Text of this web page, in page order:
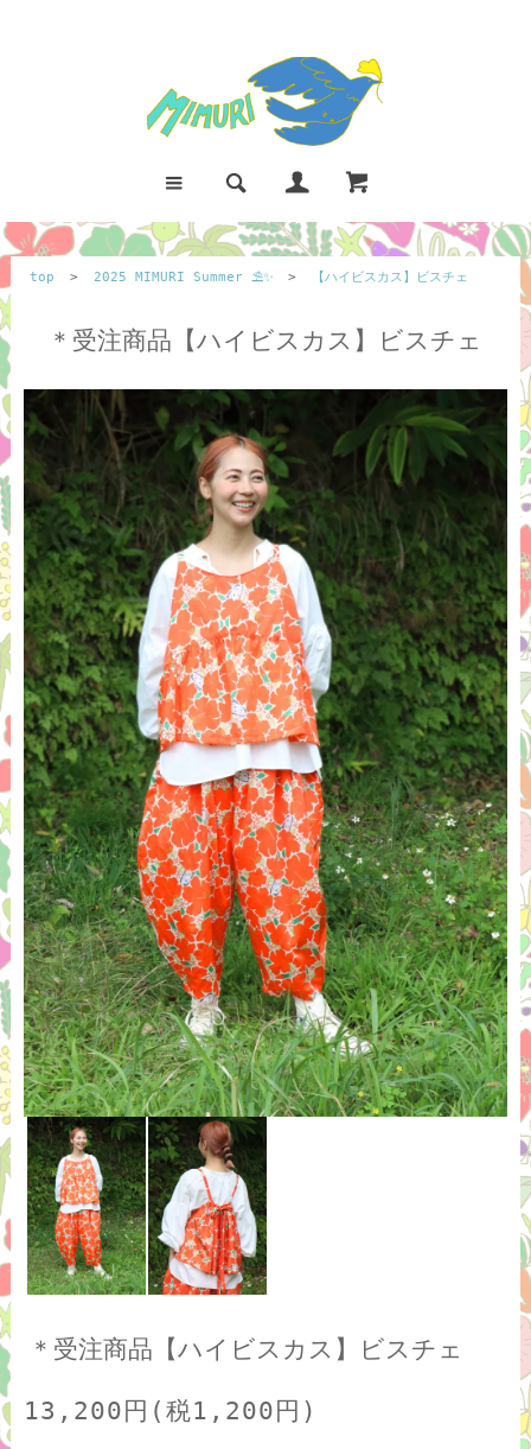
top > 2025 MIMURI Summer ⛱️✨ > 【ハイビスカス】ビスチェ
＊受注商品【ハイビスカス】ビスチェ
＊受注商品【ハイビスカス】ビスチェ
13,200円(税1,200円)